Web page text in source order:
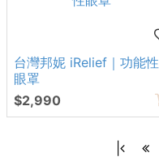
台灣邦妮 iRelief｜功能性
眼罩
$2,990
|